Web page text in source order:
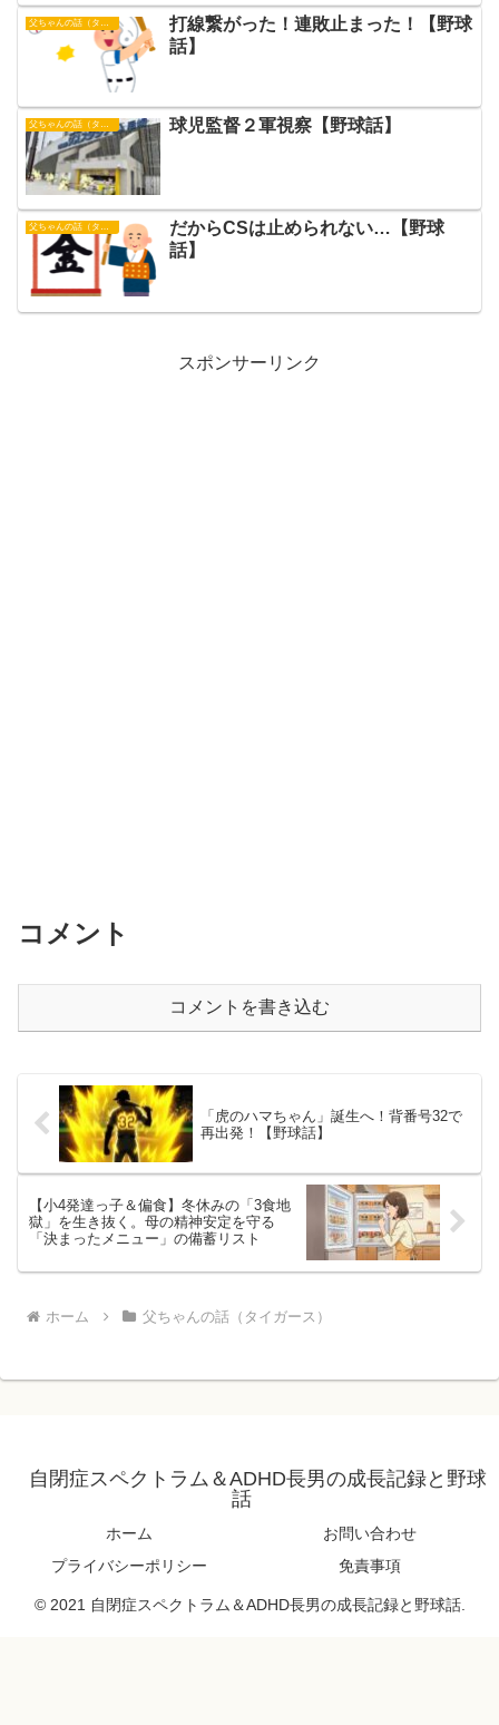
打線繋がった！連敗止まった！【野球
話】
父ちゃんの話（タイガース） 球児監督２軍視察【野球話】
父ちゃんの話（タイガース）
だからCSは止められない…【野球
話】
スポンサーリンク
コメント
コメントを書き込む
「虎のハマちゃん」誕生へ！背番号32で
再出発！【野球話】
【小4発達っ子＆偏食】冬休みの「3食地
獄」を生き抜く。母の精神安定を守る
「決まったメニュー」の備蓄リスト
ホーム 父ちゃんの話（タイガース）
自閉症スペクトラム＆ADHD長男の成長記録と野球
話
ホーム
お問い合わせ
プライバシーポリシー
免責事項
© 2021 自閉症スペクトラム＆ADHD長男の成長記録と野球話.